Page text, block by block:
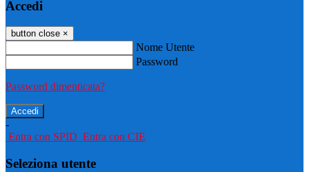
Accedi
button close ×
Nome Utente
Password
Password dimenticata?
-
Entra con SPID Entra con CIE
Seleziona utente